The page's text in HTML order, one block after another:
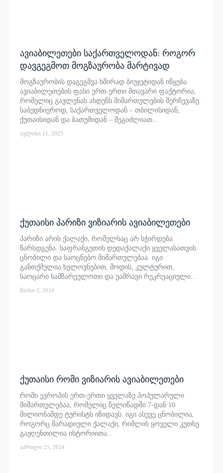
ავიაბილეთები საქართველოდან: როგორ
დავგეგმოთ მოგზაურობა მარტივად
მოგზაურობის დაგეგმვა ხშირად ბიუჯეტიდან იწყება.
ავიაბილეთების ფასი ერთ-ერთი მთავარი ფაქტორია,
რომელიც გავლენას ახდენს მიმართულების შერჩევაზე.
საბედნიეროდ, საქართველოდან – თბილისიდან,
ქუთაისიდან და ბათუმიდან – შეგიძლიათ...
ივლისი 11, 2025
ქუთაისი პარიზი ვიზიარის ავიაბილეთები
პარიზი არის ქალაქი, რომელსაც არ სჭირდება
წარსდგენა. საფრანგეთის დედაქალაქი ყველასათვის
ცნობილი და საოცნებო მიმართულებაა. იგი
განთქმულია ხელოვნებით, მოდის, კულტურით,
საოცარი სამზარეულოთი და უამრავი რეკრეაციული...
მაისი 2, 2024
ქუთაისი რომი ვიზიარის ავიაბილეთები
რომი ევროპის ერთ-ერთი ყველაზე პოპულარული
მიმართულებაა, რომელიც წელიწადში 7-დან 10
მილიონამდე ტურისტს იზიდავს. იგი ასევე ცნობილია,
როგორც მარადიული ქალაქი, რიმლის ყოველი კუთხე
გაჟღენთილია ისტორიითა...
აპრილი 25, 2024